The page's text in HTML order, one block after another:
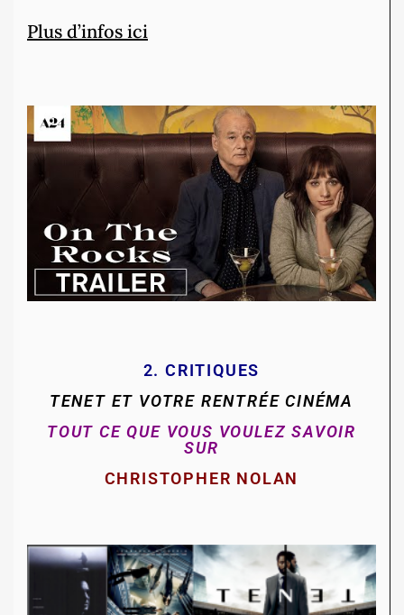
Plus d’infos ici
2. CRITIQUES
TENET ET VOTRE RENTRÉE CINÉMA
TOUT CE QUE VOUS VOULEZ SAVOIR
SUR
CHRISTOPHER NOLAN